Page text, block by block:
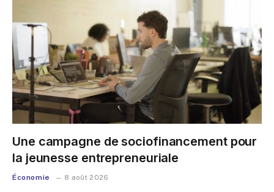
Une campagne de sociofinancement pour
la jeunesse entrepreneuriale
Économie 8 août 2026